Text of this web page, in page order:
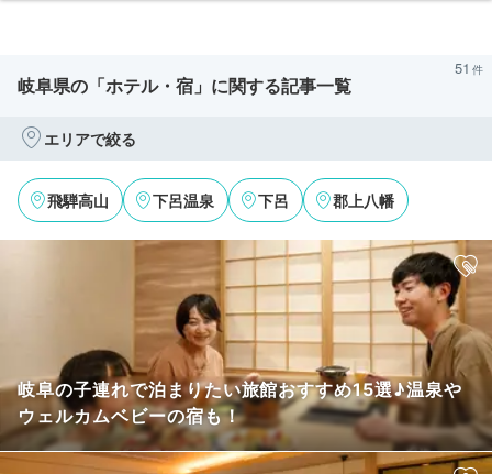
岐阜県の「ホテル・宿」に関する記事一覧
51
エリアで絞る
飛騨高山 ‎下呂温泉 下呂 郡上八幡
岐阜の子連れで泊まりたい旅館おすすめ15選♪温泉や
ウェルカムベビーの宿も！